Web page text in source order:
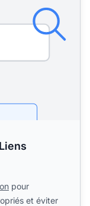
pour
et éviter